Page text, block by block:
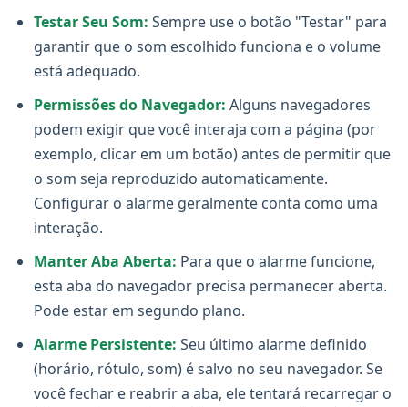
Testar Seu Som: Sempre use o botão "Testar" para
garantir que o som escolhido funciona e o volume
está adequado.
Permissões do Navegador: Alguns navegadores
podem exigir que você interaja com a página (por
exemplo, clicar em um botão) antes de permitir que
o som seja reproduzido automaticamente.
Configurar o alarme geralmente conta como uma
interação.
Manter Aba Aberta: Para que o alarme funcione,
esta aba do navegador precisa permanecer aberta.
Pode estar em segundo plano.
Alarme Persistente: Seu último alarme definido
(horário, rótulo, som) é salvo no seu navegador. Se
você fechar e reabrir a aba, ele tentará recarregar o